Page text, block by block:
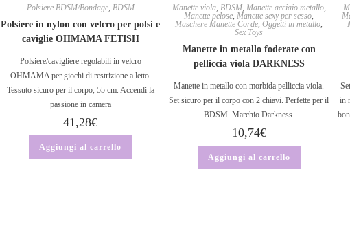
Polsiere BDSM/Bondage, BDSM
Polsiere in nylon con velcro per polsi e
caviglie OHMAMA FETISH
Polsiere/cavigliere regolabili in velcro
OHMAMA per giochi di restrizione a letto.
Tessuto sicuro per il corpo, 55 cm. Accendi la
passione in camera
41,28€
Aggiungi al carrello
Manette viola, BDSM, Manette acciaio metallo,
Manette pelose,Manette sexy per sesso,
Maschere Manette Corde,Oggetti in metallo,
Sex Toys
Manette in metallo foderate con
pelliccia viola DARKNESS
Manette in metallo con morbida pelliccia viola.
Set sicuro per il corpo con 2 chiavi. Perfette per il
BDSM. Marchio Darkness.
10,74€
Aggiungi al carrello
in